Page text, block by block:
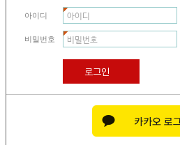
아이디
비밀번호
로그인